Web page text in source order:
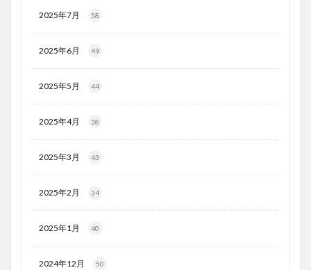
2025年7月 58
2025年6月 49
2025年5月 44
2025年4月 38
2025年3月 43
2025年2月 34
2025年1月 40
2024年12月 50